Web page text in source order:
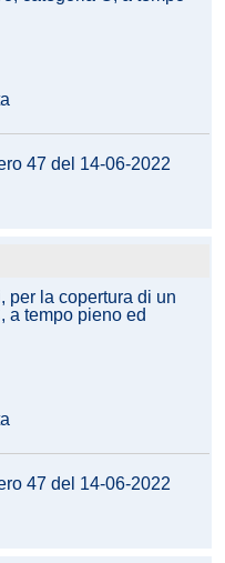
47 del 14-06-2022
per la copertura di un
a tempo pieno ed
47 del 14-06-2022